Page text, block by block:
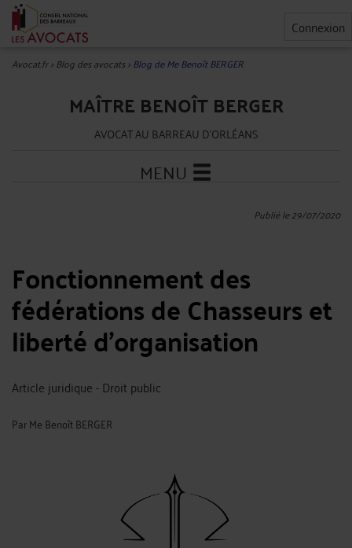
Connexion
Avocat.fr>Blog des avocats>Blog de Me Benoît BERGER
MAÎTRE BENOÎT BERGER
AVOCAT AU BARREAU D'ORLÉANS
MENU
Publié le 29/07/2020
Fonctionnement des
fédérations de Chasseurs et
liberté d'organisation
Article juridique - Droit public
ParMe Benoît BERGER